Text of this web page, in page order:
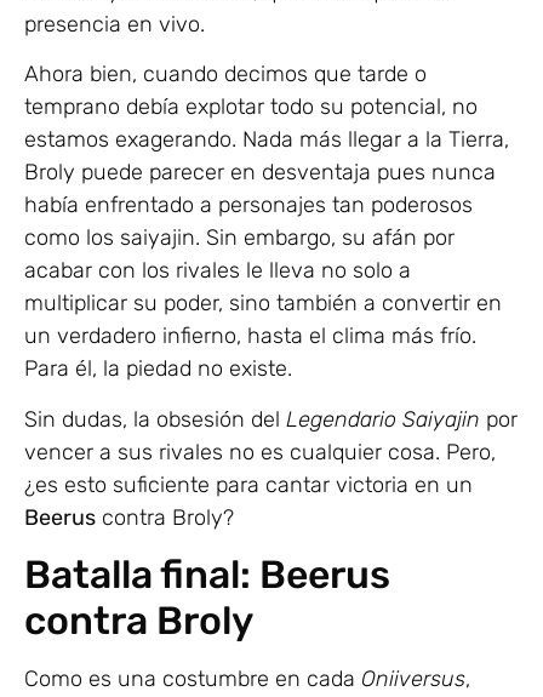
presencia en vivo.
Ahora bien, cuando decimos que tarde o
temprano debía explotar todo su potencial, no
estamos exagerando. Nada más llegar a la Tierra,
Broly puede parecer en desventaja pues nunca
había enfrentado a personajes tan poderosos
como los saiyajin. Sin embargo, su afán por
acabar con los rivales le lleva no solo a
multiplicar su poder, sino también a convertir en
un verdadero infierno, hasta el clima más frío.
Para él, la piedad no existe.
Sin dudas, la obsesión del Legendario Saiyajin por
vencer a sus rivales no es cualquier cosa. Pero,
¿es esto suficiente para cantar victoria en un
Beerus contra Broly?
Batalla final: Beerus
contra Broly
Como es una costumbre en cada Oniiversus,